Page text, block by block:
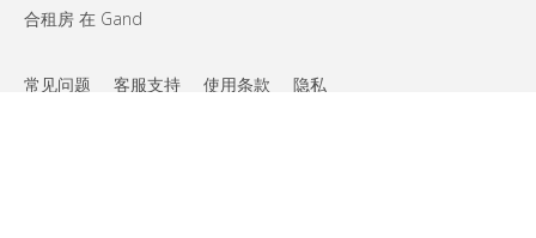
合租房 在 Gand
常见问题 客服支持 使用条款 隐私